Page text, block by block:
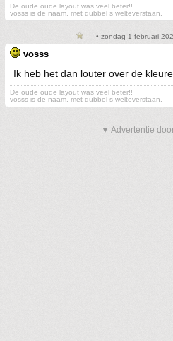
De oude oude layout was veel beter!!
vosss is de naam, met dubbel s welteverstaan.
• zondag 1 februari
vosss
Ik heb het dan louter over de
De oude oude layout was veel beter!!
vosss is de naam, met dubbel s welteverstaan.
▼ Advertentie